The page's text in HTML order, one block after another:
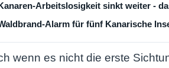
Arbeitslosigkeit sinkt weiter -
Alarm für fünf Kanarische
wenn es nicht die erste